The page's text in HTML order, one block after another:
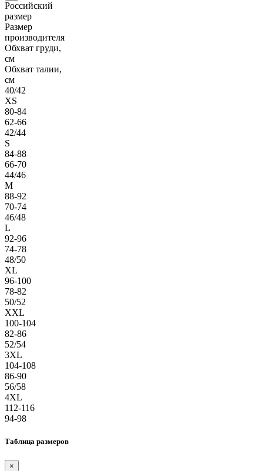
Российский
размер
Размер
производителя
Обхват груди,
см
Обхват талии,
см
40/42
XS
80-84
62-66
42/44
S
84-88
66-70
44/46
M
88-92
70-74
46/48
L
92-96
74-78
48/50
XL
96-100
78-82
50/52
XXL
100-104
82-86
52/54
3XL
104-108
86-90
56/58
4XL
112-116
94-98
Таблица размеров
×